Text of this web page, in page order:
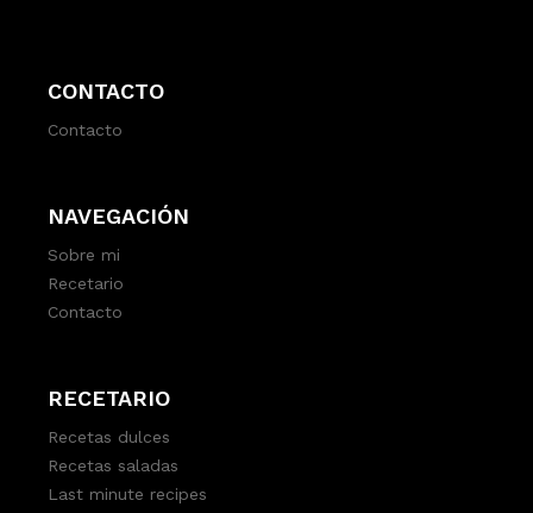
CONTACTO
Contacto
NAVEGACIÓN
Sobre mi
Recetario
Contacto
RECETARIO
Recetas dulces
Recetas saladas
Last minute recipes